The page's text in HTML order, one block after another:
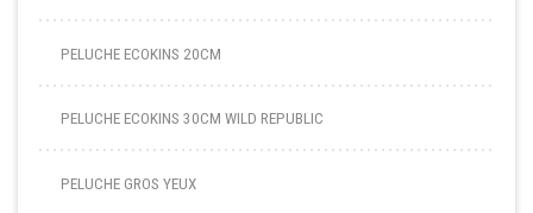
PELUCHE ECOKINS 20CM
PELUCHE ECOKINS 30CM WILD REPUBLIC
PELUCHE GROS YEUX